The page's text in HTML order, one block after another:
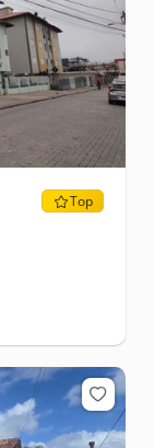
Top